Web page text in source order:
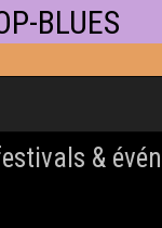
BLUES
&